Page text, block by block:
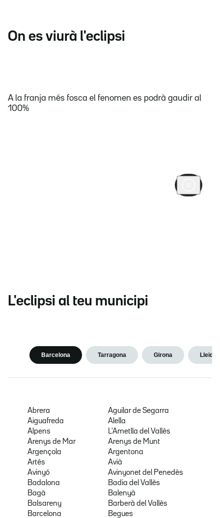
On es viurà l'eclipsi
A la franja més fosca el fenomen es podrà gaudir al
100%
L'eclipsi al teu municipi
Barcelona Tarragona Girona Lleida
Abrera
Aguilar de Segarra
Aiguafreda
Alella
Alpens
L'Ametlla del Vallès
Arenys de Mar
Arenys de Munt
Argençola
Argentona
Artés
Avià
Avinyó
Avinyonet del Penedès
Badalona
Badia del Vallès
Bagà
Balenyà
Balsareny
Barberà del Vallès
Barcelona
Begues